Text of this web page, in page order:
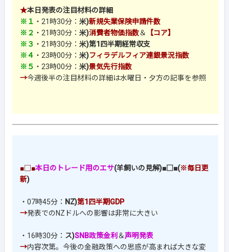
★本日発表の注目材料の詳細
※１ ・21時30分： 米)新規失業保険申請件数
※２ ・21時30分： 米)消費者物価指数＆
【コア】
※３ ・21時30分： 米)第1四半期経常収支
※４ ・23時00分： 米)フィラデルフィア連銀景況指数
※５ ・23時00分： 米)景気先行指数
→今週後半の注目材料の詳細は水曜日・夕方の記事を参照
■□■本日のトレード用のエサ(羊飼いの見解)■□■(※毎日更
新)
・07時45分： NZ)第1四半期GDP
→発表でのNZドルへの影響は非常に大きい
・16時30分： ス)SNB政策金利 ＆声明発表
→内容次第。今後の金融政策への思惑が高まれば大きな変